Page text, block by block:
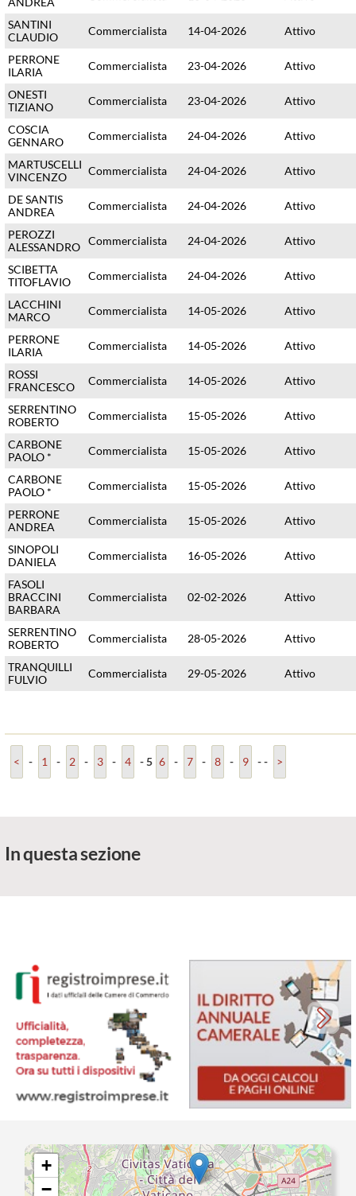
SANTINI
CLAUDIO
Commercialista 14-04-2026 Attivo
PERRONE
ILARIA
Commercialista 23-04-2026 Attivo
ONESTI
TIZIANO
Commercialista 23-04-2026 Attivo
COSCIA
GENNARO
Commercialista 24-04-2026 Attivo
MARTUSCELLI
VINCENZO
Commercialista 24-04-2026 Attivo
DE SANTIS
ANDREA
Commercialista 24-04-2026 Attivo
PEROZZI
ALESSANDRO Commercialista 24-04-2026 Attivo
SCIBETTA
TITOFLAVIO
Commercialista 24-04-2026 Attivo
LACCHINI
MARCO
Commercialista 14-05-2026 Attivo
PERRONE
ILARIA
Commercialista 14-05-2026 Attivo
ROSSI
FRANCESCO
Commercialista 14-05-2026 Attivo
SERRENTINO
ROBERTO
Commercialista 15-05-2026 Attivo
CARBONE
PAOLO *
Commercialista 15-05-2026 Attivo
CARBONE
PAOLO *
Commercialista 15-05-2026 Attivo
PERRONE
ANDREA
Commercialista 15-05-2026 Attivo
SINOPOLI
DANIELA
Commercialista 16-05-2026 Attivo
FASOLI
BRACCINI
BARBARA
Commercialista 02-02-2026 Attivo
SERRENTINO
ROBERTO
Commercialista 28-05-2026 Attivo
TRANQUILLI
FULVIO
Commercialista 29-05-2026 Attivo
< - 1 - 2 - 3 - 4 -5 6 - 7 - 8 - 9 -- >
In questa sezione
+
−